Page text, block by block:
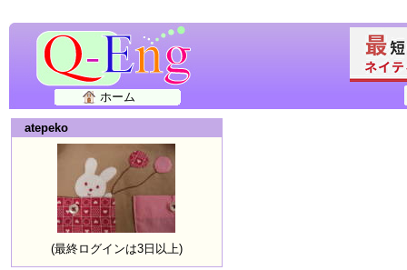
ホーム
atepeko
(最終ログインは3日以上)